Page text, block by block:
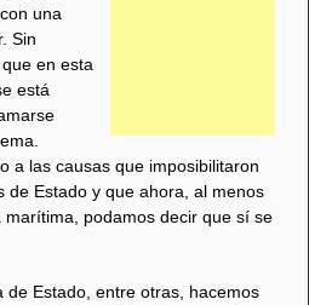
una
Sin
en esta
está
a las causas que imposibilitaron
de Estado y que ahora, al menos
podamos decir que sí se
Estado, entre otras, hacemos